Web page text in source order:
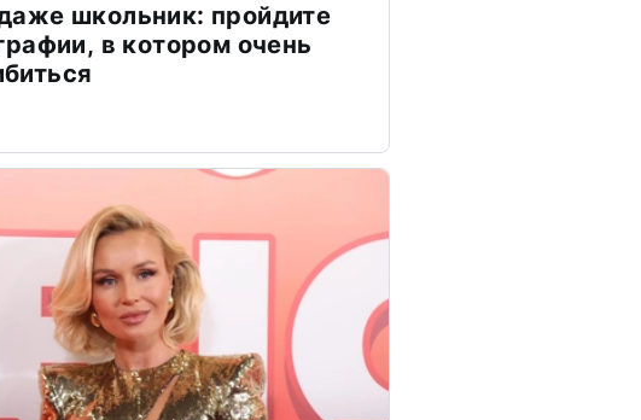
школьник: пройдите
в котором очень